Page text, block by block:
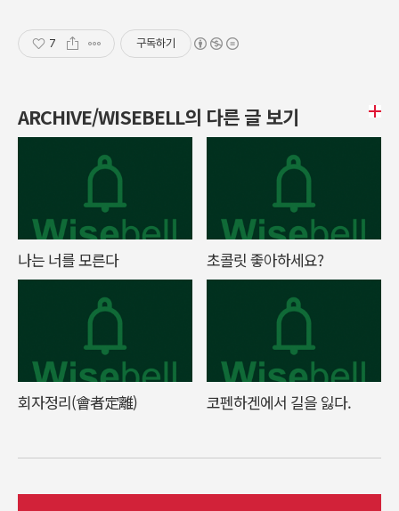
7 구독하기
ARCHIVE/WISEBELL의 다른 글 보기
나는 너를 모른다 초콜릿 좋아하세요?
회자정리(會者定離) 코펜하겐에서 길을 잃다.